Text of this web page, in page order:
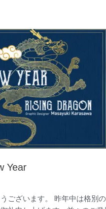
Year
ございます。 昨年中は格別の